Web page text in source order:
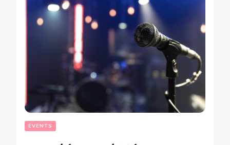
EVENTS